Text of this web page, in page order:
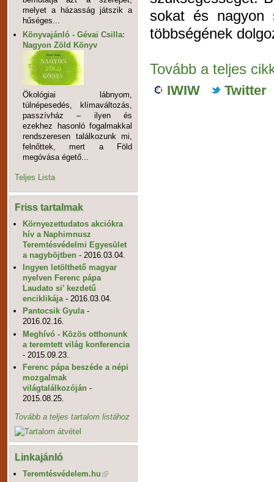
melyet a házasság játszik a
hűséges...
Könyvajánló - Gévai Csilla:
Nagyon Zöld Könyv
Ökológiai lábnyom,
túlnépesedés, klímaváltozás,
passzívház – ilyen és
ezekhez hasonló fogalmakkal
rendszeresen találkozunk mi,
felnőttek, mert a Föld
megóvása égető...
Teljes Lista
Friss tartalmak
Környezettudatos akciókra
hív a Naphimnusz
Teremtésvédelmi Egyesület
a nagyböjtben - 2016.03.04.
Ingyen letölthető magyar
nyelven Ferenc pápa
Laudato si’ kezdetű
enciklikája - 2016.03.04.
Pantocsik Gyula -
2016.02.16.
Meghívó - Közös otthonunk
a teremtett világ konferencia
- 2015.09.23.
Ferenc pápa beszéde a népi
mozgalmak
világtalálkozóján -
2015.08.25.
Tovább a teljes tartalom listához
Linkajánló
Teremtésvédelem.hu
sokat és nagyon
többségének
Tovább a teljes
IWIW Twitter